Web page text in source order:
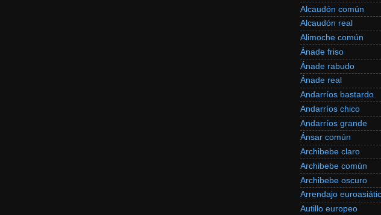
Alcaudón común
Alcaudón real
Alimoche común
Ánade friso
Ánade rabudo
Ánade real
Andarríos bastardo
Andarríos chico
Andarríos grande
Ánsar común
Archibebe claro
Archibebe común
Archibebe oscuro
Arrendajo
Autillo europeo